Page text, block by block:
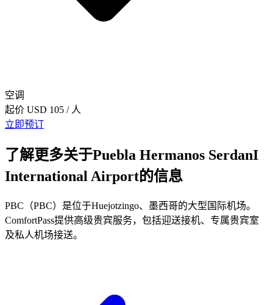
空调
起价 USD 105 / 人
立即预订
了解更多关于Puebla Hermanos SerdanI
International Airport的信息
PBC（PBC）是位于Huejotzingo、墨西哥的大型国际机场。
ComfortPass提供高级贵宾服务，包括迎送接机、专属贵宾室
及私人机场接送。